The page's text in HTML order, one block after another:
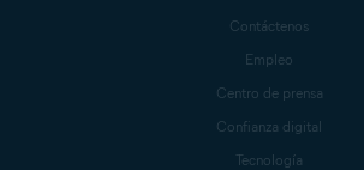
Contáctenos
Empleo
Centro de prensa
Confianza digital
Tecnología